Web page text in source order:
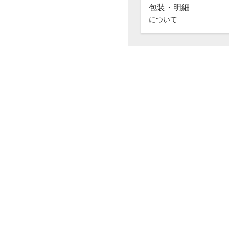
包装・明細
について